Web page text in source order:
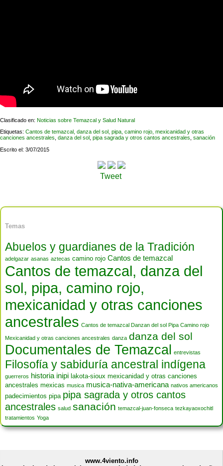
Clasificado en: Noticias sobre Temazcal y Salud Natural
Etiquetas: Cantos de temazcal, danza del sol, pipa, camino rojo, mexicanidad y otras
canciones ancestrales, danza del sol , pipa sagrada y otros cantos ancestrales, sanación
Escrito el: 3/07/2015
Tweet
Temas
Abuelos y guardianes de la Tradición
adelgazar asanas aztecas camino rojo Cantos de temazcal
Cantos de temazcal, danza del
sol, pipa, camino rojo,
mexicanidad y otras canciones
ancestrales Cantos de temazcal Danzan del sol Pipa Camino rojo
Mexicanidad y otras canciones ancestrales danza danza del sol
Documentales de Temazcal entrevistas
Filosofía y sabiduría ancestral indígena
guerreros historia inipi lakota-sioux mexicanidad y otras canciones
ancestrales mexicas musica musica-nativa-americana nativos americanos
padecimientos pipa pipa sagrada y otros cantos
ancestrales salud sanación temazcal-juan-fonseca tezkayaoxochitl
tratamientos Yoga
www.4viento.info